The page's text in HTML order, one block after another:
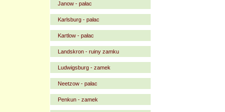
Janow - pałac
Karlsburg - pałac
Kartlow - pałac
Landskron - ruiny zamku
Ludwigsburg - zamek
Neetzow - pałac
Penkun - zamek